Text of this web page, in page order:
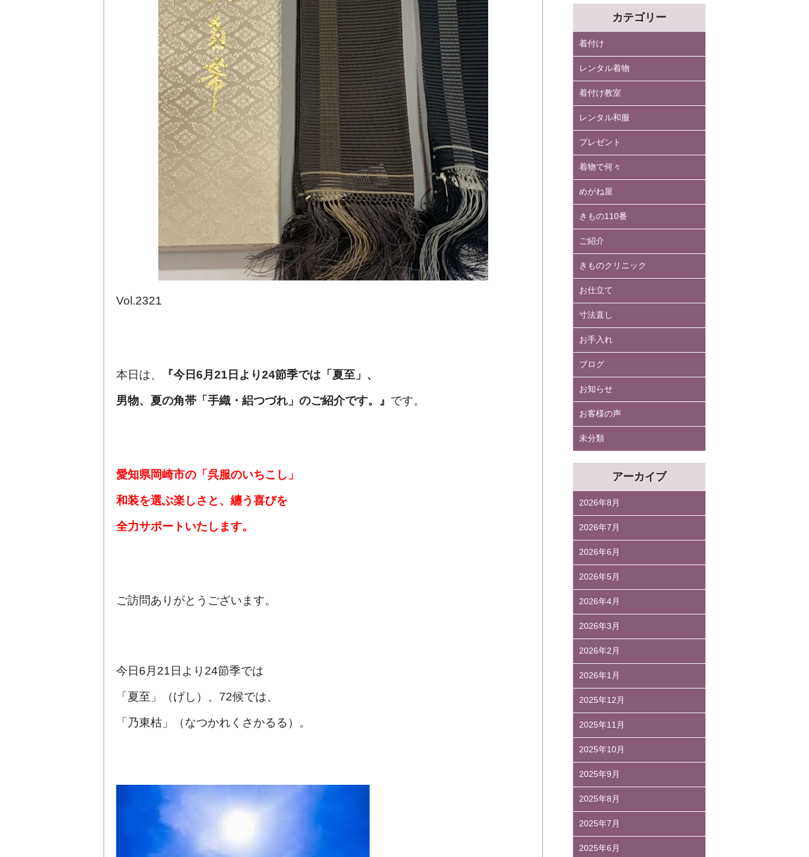
Vol.2321
本日は、 『今日6月21日より24節季では「夏至」、
男物、夏の角帯「手織・絽つづれ」のご紹介です。 』 です。
愛知県岡崎市の「呉服のいちこし」
和装を選ぶ楽しさと、纏う喜びを
全力サポートいたします。
ご訪問ありがとうございます。
今日6月21日より24節季では
「夏至」（げし）、72候では、
「乃東枯」（なつかれくさかるる）。
カテゴリー
着付け
レンタル着物
着付け教室
レンタル和服
プレゼント
着物で何々
めがね屋
きもの110番
ご紹介
きものクリニック
お仕立て
寸法直し
お手入れ
ブログ
お知らせ
お客様の声
未分類
アーカイブ
2026年8月
2026年7月
2026年6月
2026年5月
2026年4月
2026年3月
2026年2月
2026年1月
2025年12月
2025年11月
2025年10月
2025年9月
2025年8月
2025年7月
2025年6月